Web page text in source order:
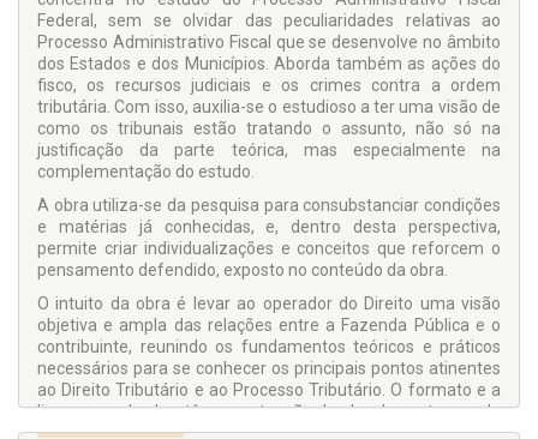
Federal, sem se olvidar das peculiaridades relativas ao
Processo Administrativo Fiscal que se desenvolve no âmbito
dos Estados e dos Municí­pios. Aborda também as ações do
fisco, os recursos judiciais e os crimes contra a ordem
tributária. Com isso, auxilia-se o es­tudioso a ter uma visão de
como os tribunais estão tratando o assunto, não só na
justificação da parte teórica, mas especial­mente na
complementação do estudo.
A obra utiliza-se da pesquisa para consubstanciar condições
e matérias já conhecidas, e, dentro desta perspectiva,
permite criar individualizações e conceitos que reforcem o
pensamen­to defendido, exposto no conteúdo da obra.
O intuito da obra é levar ao operador do Direito uma visão
objetiva e ampla das relações entre a Fazenda Pública e o
contribuinte, reunindo os fundamentos teóricos e práticos
necessários para se conhecer os principais pontos atinentes
ao Direito Tributário e ao Processo Tributário. O formato e a
linguagem da obra têm a pretensão de abordar os temas da
maneira mais didática possível, sem ser superficial, mas so­